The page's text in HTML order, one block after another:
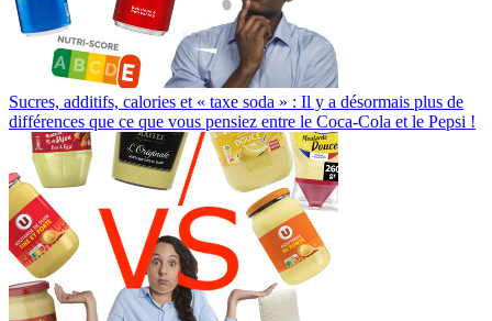
Sucres, additifs, calories et « taxe soda » : Il y a désormais plus de
différences que ce que vous pensiez entre le Coca-Cola et le Pepsi !